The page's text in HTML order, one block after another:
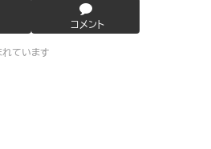
コメント
れています